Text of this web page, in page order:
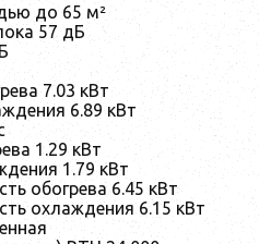
до 65 м²
57 дБ
7.03 кВт
6.89 кВт
1.29 кВт
1.79 кВт
обогрева 6.45 кВт
охлаждения 6.15 кВт